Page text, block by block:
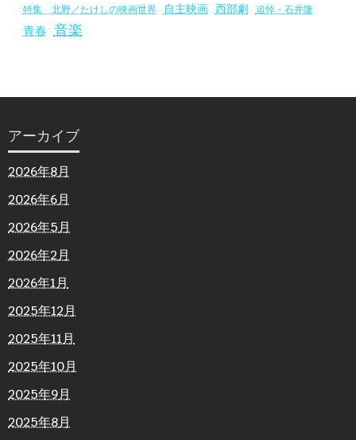
特集 北野／たけしの映画世界
自主映画 西部劇 追悼・石井隆
青春 音楽
アーカイブ
2026年8月
2026年6月
2026年5月
2026年2月
2026年1月
2025年12月
2025年11月
2025年10月
2025年9月
2025年8月